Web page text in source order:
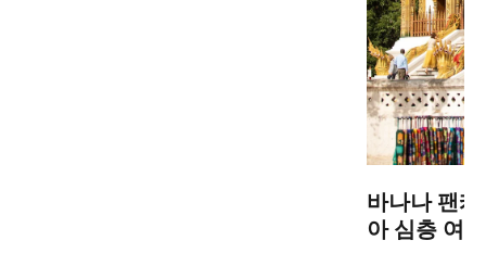
바나나 팬
아 심층 여